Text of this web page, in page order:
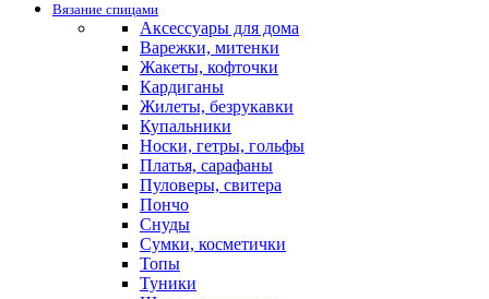
Вязание спицами
Аксессуары для дома
Варежки, митенки
Жакеты, кофточки
Кардиганы
Жилеты, безрукавки
Купальники
Носки, гетры, гольфы
Платья, сарафаны
Пуловеры, свитера
Пончо
Снуды
Сумки, косметички
Топы
Туники